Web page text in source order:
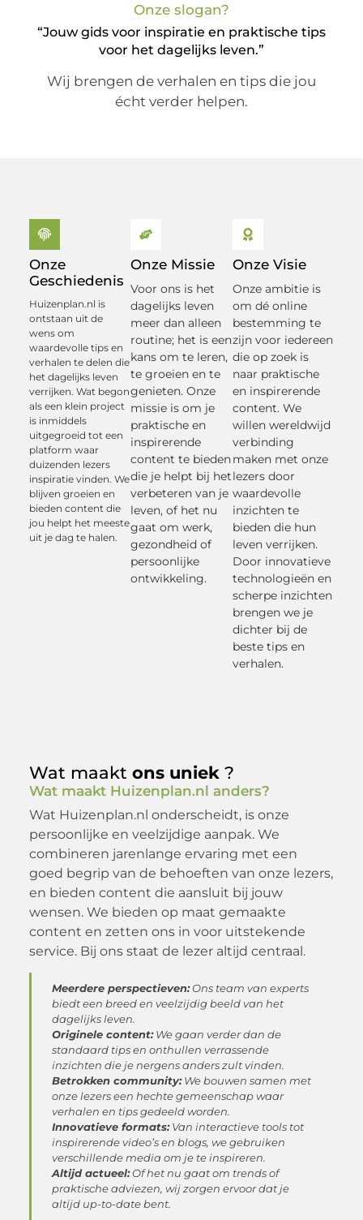
Onze slogan?
“Jouw gids voor inspiratie en praktische tips
voor het dagelijks leven.”
Wij brengen de verhalen en tips die jou
écht verder helpen.
Onze
Geschiedenis
Huizenplan.nl is
ontstaan uit de
wens om
waardevolle tips en
verhalen te delen die
het dagelijks leven
verrijken. Wat begon
als een klein project
is inmiddels
uitgegroeid tot een
platform waar
duizenden lezers
inspiratie vinden. We
blijven groeien en
bieden content die
jou helpt het meeste
uit je dag te halen.
Onze Missie
Voor ons is het
dagelijks leven
meer dan alleen
routine; het is een
kans om te leren,
te groeien en te
genieten. Onze
missie is om je
praktische en
inspirerende
content te bieden
die je helpt bij het
verbeteren van je
leven, of het nu
gaat om werk,
gezondheid of
persoonlijke
ontwikkeling.
Onze Visie
Onze ambitie is
om dé online
bestemming te
zijn voor iedereen
die op zoek is
naar praktische
en inspirerende
content. We
willen wereldwijd
verbinding
maken met onze
lezers door
waardevolle
inzichten te
bieden die hun
leven verrijken.
Door innovatieve
technologieën en
scherpe inzichten
brengen we je
dichter bij de
beste tips en
verhalen.
Wat maakt ons uniek?
Wat maakt Huizenplan.nl anders?
Wat Huizenplan.nl onderscheidt, is onze
persoonlijke en veelzijdige aanpak. We
combineren jarenlange ervaring met een
goed begrip van de behoeften van onze lezers,
en bieden content die aansluit bij jouw
wensen. We bieden op maat gemaakte
content en zetten ons in voor uitstekende
service. Bij ons staat de lezer altijd centraal.
Meerdere perspectieven:Ons team van experts
biedt een breed en veelzijdig beeld van het
dagelijks leven.
Originele content:We gaan verder dan de
standaard tips en onthullen verrassende
inzichten die je nergens anders zult vinden.
Betrokken community:We bouwen samen met
onze lezers een hechte gemeenschap waar
verhalen en tips gedeeld worden.
Innovatieve formats:Van interactieve tools tot
inspirerende video’s en blogs, we gebruiken
verschillende media om je te inspireren.
Altijd actueel:Of het nu gaat om trends of
praktische adviezen, wij zorgen ervoor dat je
altijd up-to-date bent.